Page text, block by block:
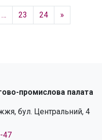
… 23 24 »
промислова палата
бул. Центральний, 4
47